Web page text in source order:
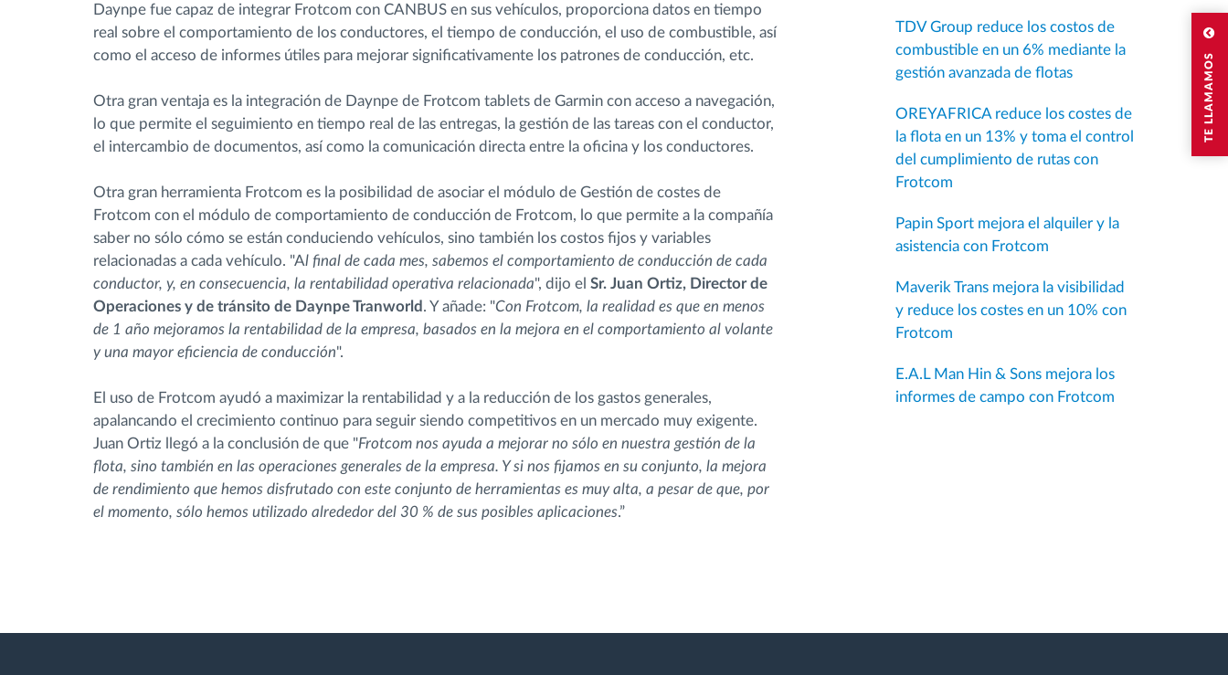
TE LLAMAMOS
Daynpe fue capaz de integrar Frotcom con CANBUS en sus vehículos, proporciona datos en tiempo
real sobre el comportamiento de los conductores, el tiempo de conducción, el uso de combustible, así
como el acceso de informes útiles para mejorar significativamente los patrones de conducción, etc.
Otra gran ventaja es la integración de Daynpe de Frotcom tablets de Garmin con acceso a navegación,
lo que permite el seguimiento en tiempo real de las entregas, la gestión de las tareas con el conductor,
el intercambio de documentos, así como la comunicación directa entre la oficina y los conductores.
Otra gran herramienta Frotcom es la posibilidad de asociar el módulo de Gestión de costes de
Frotcom con el módulo de comportamiento de conducción de Frotcom, lo que permite a la compañía
saber no sólo cómo se están conduciendo vehículos, sino también los costos fijos y variables
relacionadas a cada vehículo. "Al final de cada mes, sabemos el comportamiento de conducción de cada
conductor, y, en consecuencia, la rentabilidad operativa relacionada", dijo el Sr. Juan Ortiz, Director de
Operaciones y de tránsito de Daynpe Tranworld . Y añade: "Con Frotcom, la realidad es que en menos
de 1 año mejoramos la rentabilidad de la empresa, basados en la mejora en el comportamiento al volante
y una mayor eficiencia de conducción".
El uso de Frotcom ayudó a maximizar la rentabilidad y a la reducción de los gastos generales,
apalancando el crecimiento continuo para seguir siendo competitivos en un mercado muy exigente.
Juan Ortiz llegó a la conclusión de que "Frotcom nos ayuda a mejorar no sólo en nuestra gestión de la
flota, sino también en las operaciones generales de la empresa. Y si nos fijamos en su conjunto, la mejora
de rendimiento que hemos disfrutado con este conjunto de herramientas es muy alta, a pesar de que, por
el momento, sólo hemos utilizado alrededor del 30 % de sus posibles aplicaciones.”
TDV Group reduce los costos de
combustible en un 6% mediante la
gestión avanzada de flotas
OREYAFRICA reduce los costes de
la flota en un 13% y toma el control
del cumplimiento de rutas con
Frotcom
Papin Sport mejora el alquiler y la
asistencia con Frotcom
Maverik Trans mejora la visibilidad
y reduce los costes en un 10% con
Frotcom
E.A.L Man Hin & Sons mejora los
informes de campo con Frotcom